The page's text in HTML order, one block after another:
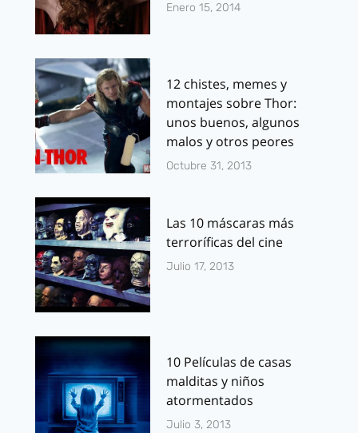
Enero 15, 2014
12 chistes, memes y
montajes sobre Thor:
unos buenos, algunos
malos y otros peores
Octubre 31, 2013
Las 10 máscaras más
terroríficas del cine
Julio 17, 2013
10 Películas de casas
malditas y niños
atormentados
Julio 3, 2013